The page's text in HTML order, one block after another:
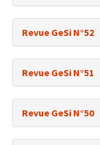
Revue GeSi N°52
Revue GeSi N°51
Revue GeSi N°50